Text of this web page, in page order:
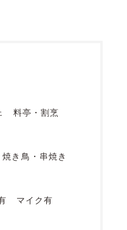
料亭・割烹
焼き鳥・串焼き
マイク有